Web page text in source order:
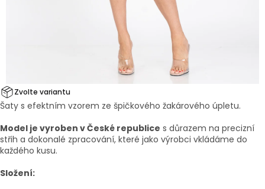
Zvolte variantu
Šaty s efektním vzorem ze špičkového žakárového úpletu.
Model je vyroben v České republice s důrazem na precizní
střih a dokonalé zpracování, které jako výrobci vkládáme do
každého kusu.
Složení: